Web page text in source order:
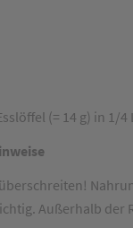
(= 14 g) in 1/
Außerhalb